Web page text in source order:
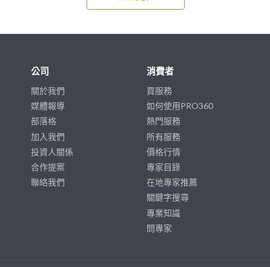
公司
關於我們
媒體報導
部落格
加入我們
投資人關係
合作提案
聯絡我們
消費者
買服務
如何使用PRO360
熱門服務
所有服務
價格行情
專家目錄
在地專家推薦
關鍵字搜尋
專業知識
問專家